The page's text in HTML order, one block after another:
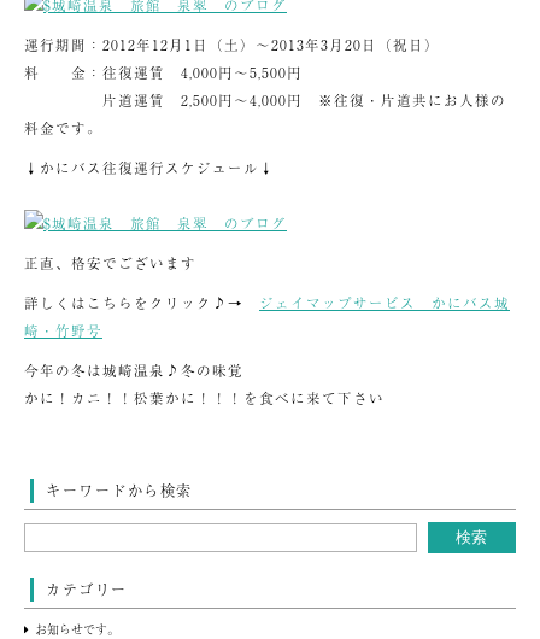
運行期間：2012年12月1日（土）～2013年3月20日（祝日）
料 金：往復運賃 4,000円～5,500円
片道運賃 2,500円～4,000円 ※往復・片道共にお人様の
料金です。
↓かにバス往復運行スケジュール↓
正直、格安でございます
詳しくはこちらをクリック♪→
ジェイマップサービス かにバス城
崎・竹野号
今年の冬は城崎温泉♪冬の味覚
かに！カニ！！松葉かに！！！を食べに来て下さい
キーワードから検索
カテゴリー
お知らせです。